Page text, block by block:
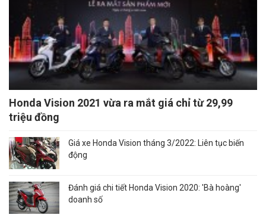
Honda Vision 2021 vừa ra mắt giá chỉ từ 29,99
triệu đồng
Giá xe Honda Vision tháng 3/2022: Liên tục biến
động
Đánh giá chi tiết Honda Vision 2020: 'Bà hoàng'
doanh số